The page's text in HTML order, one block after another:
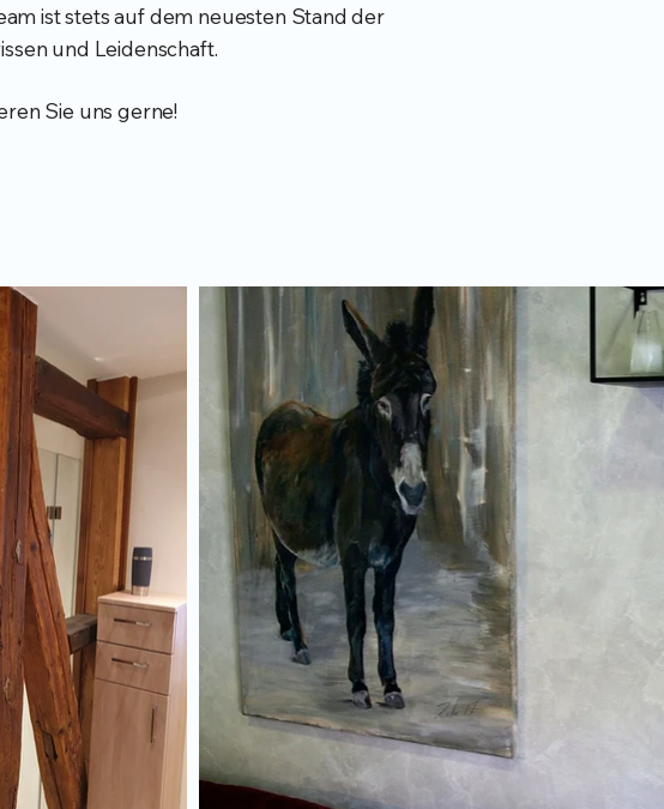
ist stets auf dem neuesten Stand der
und Leidenschaft.
Sie uns gerne!